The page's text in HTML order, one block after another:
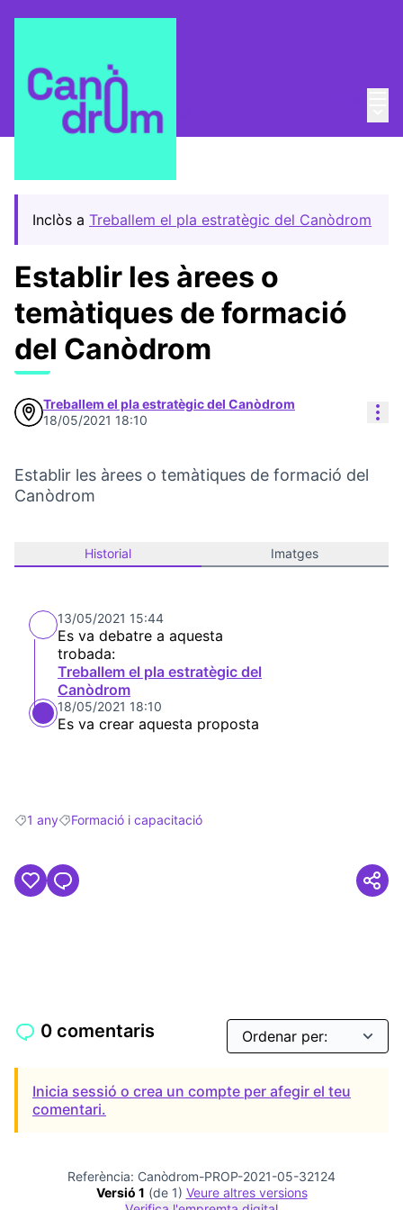
Pla Estratègic Propostes
Inclòs a Treballem el pla estratègic del Canòdrom
Establir les àrees o
temàtiques de formació
del Canòdrom
Treballem el pla estratègic del Canòdrom
18/05/2021 18:10
Establir les àrees o temàtiques de formació del
Canòdrom
Historial Imatges
13/05/2021 15:44
Es va debatre a aquesta
trobada:
Treballem el pla estratègic del
Canòdrom
18/05/2021 18:10
Es va crear aquesta proposta
Resultats en filtrar per: 1 any
1 anyResultats en filtrar per: Formació i capacitació
Formació i capacitació
0 comentaris
Inicia sessió o crea un compte per afegir el teu
comentari.
Referència: Canòdrom-PROP-2021-05-32124
Versió 1 (de 1)
veure altres versions